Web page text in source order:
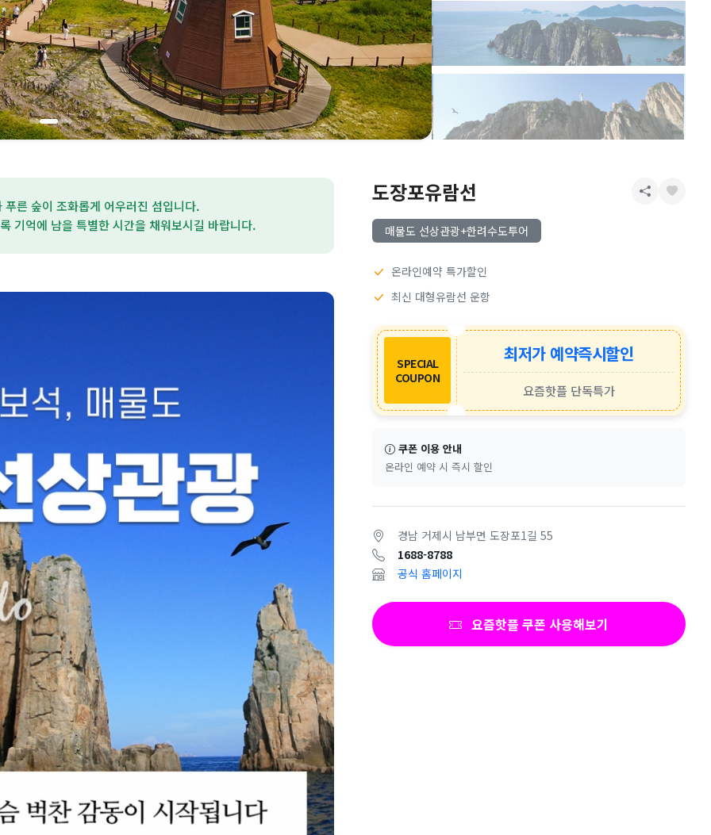
른 숲이 조화롭게 어우러진 섬입니다.
기억에 남을 특별한 시간을 채워보시길 바랍니다.
도장포유람선
매물도 선상관광+한려수도투어
온라인예약 특가할인
최신 대형유람선 운항
SPECIAL
COUPON
최저가 예약즉시할인
요즘핫플 단독특가
쿠폰 이용 안내
온라인 예약 시 즉시 할인
경남 거제시 남부면 도장포1길 55
1688-8788
공식 홈페이지
요즘핫플 쿠폰 사용해보기